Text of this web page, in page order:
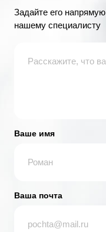
Задайте его напрямую
нашему специалисту
Ваше имя
Ваша почта